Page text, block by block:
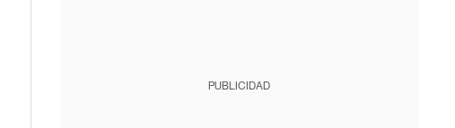
PUBLICIDAD